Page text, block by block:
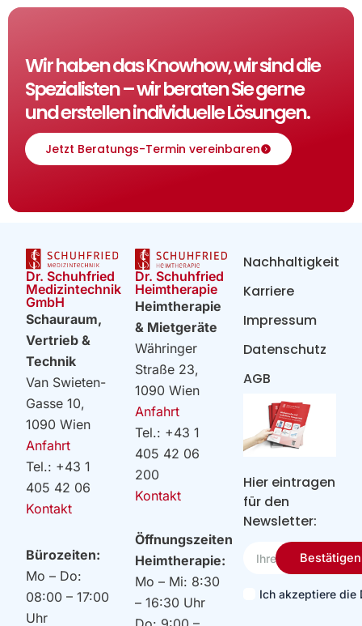
Wir haben das Knowhow, wir sind die
Spezialisten – wir beraten Sie gerne
und erstellen individuelle Lösungen.
Jetzt Beratungs-Termin vereinbaren
Dr. Schuhfried
Medizintechnik
GmbH
Schauraum,
Vertrieb &
Technik
Van Swieten-
Gasse 10,
1090 Wien
Anfahrt
Tel.: +43 1
405 42 06
Kontakt
Bürozeiten:
Mo – Do:
08:00 – 17:00
Uhr
Dr. Schuhfried
Heimtherapie
Heimtherapie
& Mietgeräte
Währinger
Straße 23,
1090 Wien
Anfahrt
Tel.: +43 1
405 42 06
200
Kontakt
Öffnungszeiten
Heimtherapie:
Mo – Mi: 8:30
– 16:30 Uhr
Hier eintragen
für den
Newsletter:
Email
Ich akzeptiere die
Bestätigen
Nachhaltigkeit
Karriere
Impressum
Datenschutz
AGB